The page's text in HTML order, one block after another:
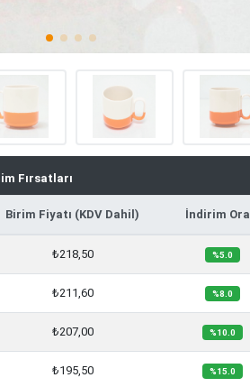
Fırsatları
Birim Fiyatı (KDV Dahil) İndirim
₺218,50 %5.0
₺211,60 %8.0
₺207,00 %10.0
₺195,50 %15.0